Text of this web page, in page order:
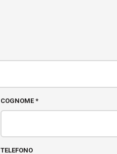
COGNOME *
TELEFONO